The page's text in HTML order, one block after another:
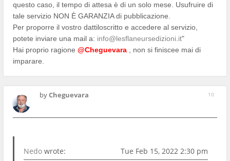
questo caso, il tempo di attesa è di un solo mese. Usufruire di
tale servizio NON È GARANZIA di pubblicazione.
Per proporre il vostro dattiloscritto e accedere al servizio,
potete inviare una mail a: info@lesflaneursedizioni.it"
Hai proprio ragione @Cheguevara , non si finiscee mai di
imparare.
10
byCheguevara
Nedo wrote: Tue Feb 15, 2022 2:30 pm